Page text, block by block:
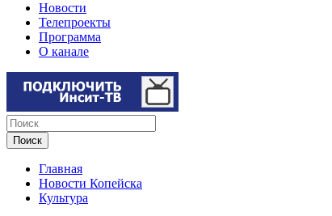
Новости
Телепроекты
Программа
О канале
Главная
Новости Копейска
Культура